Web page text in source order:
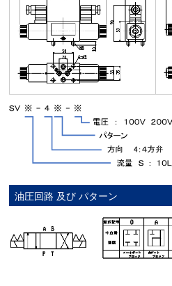
油圧回路 及び パターン